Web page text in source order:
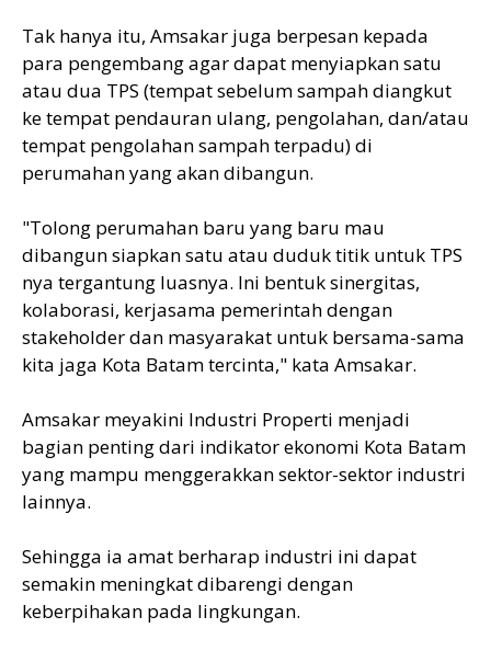
Tak hanya itu, Amsakar juga berpesan kepada
para pengembang agar dapat menyiapkan satu
atau dua TPS (tempat sebelum sampah diangkut
ke tempat pendauran ulang, pengolahan, dan/atau
tempat pengolahan sampah terpadu) di
perumahan yang akan dibangun.
"Tolong perumahan baru yang baru mau
dibangun siapkan satu atau duduk titik untuk TPS
nya tergantung luasnya. Ini bentuk sinergitas,
kolaborasi, kerjasama pemerintah dengan
stakeholder dan masyarakat untuk bersama-sama
kita jaga Kota Batam tercinta," kata Amsakar.
Amsakar meyakini Industri Properti menjadi
bagian penting dari indikator ekonomi Kota Batam
yang mampu menggerakkan sektor-sektor industri
lainnya.
Sehingga ia amat berharap industri ini dapat
semakin meningkat dibarengi dengan
keberpihakan pada lingkungan.